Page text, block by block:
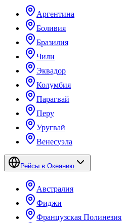
Аргентина
Боливия
Бразилия
Чили
Эквадор
Колумбия
Парагвай
Перу
Уругвай
Венесуэла
Рейсы в Океанию
Австралия
Фиджи
Французская Полинезия